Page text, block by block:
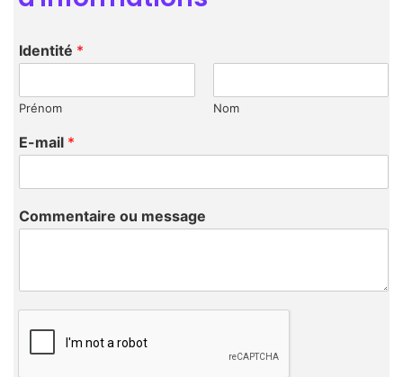
Identité *
Prénom Nom
E-mail *
Commentaire ou message